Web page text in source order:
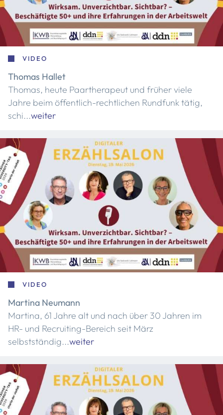
VIDEO
Thomas Hallet
Thomas, heute Paartherapeut und früher viele
Jahre beim öffentlich-rechtlichen Rundfunk tätig,
schi...weiter
VIDEO
Martina Neumann
Martina, 61 Jahre alt und nach über 30 Jahren im
HR- und Recruiting-Bereich seit März
selbstständig...weiter